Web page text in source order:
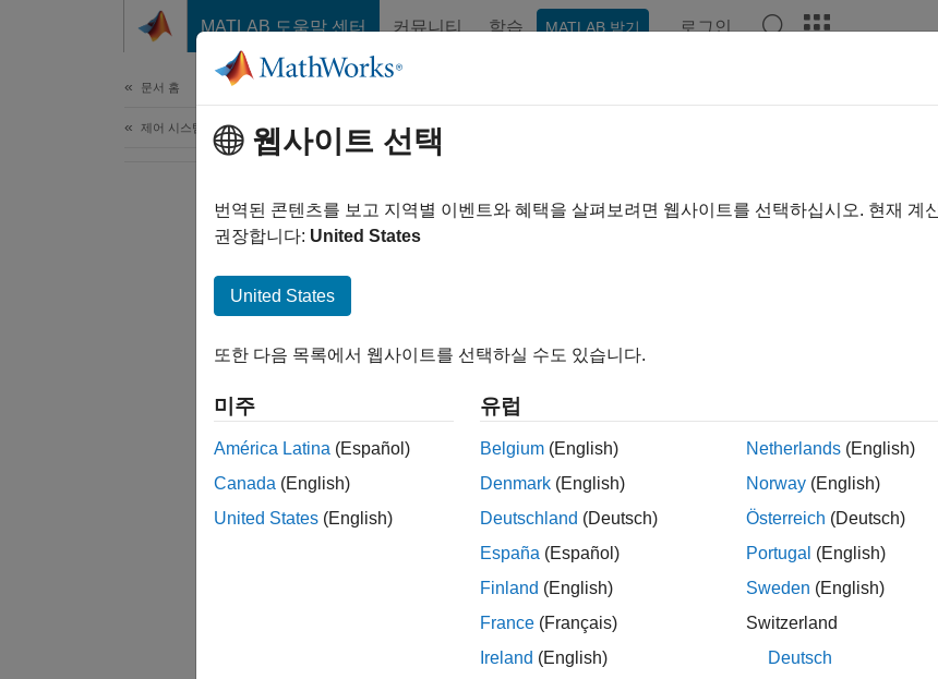
MATLAB 도움말 센터 커뮤니티 학습 MATLAB 받기 로그인
문서 홈
제어 시스템 웹사이트 선택
번역된 콘텐츠를 보고 지역별 이벤트와 혜택을 살펴보려면 웹사이트를 선택하십시오. 현재 계
권장합니다: United States
United States
또한 다음 목록에서 웹사이트를 선택하실 수도 있습니다.
미주
América Latina (Español)
Canada (English)
United States (English)
유럽
Belgium (English)
Denmark (English)
Deutschland (Deutsch)
España (Español)
Finland (English)
France (Français)
Ireland (English)
Netherlands (English)
Norway (English)
Österreich (Deutsch)
Portugal (English)
Sweden (English)
Switzerland
Deutsch